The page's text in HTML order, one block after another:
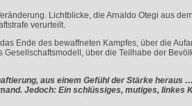
Lichtblicke, die Arnaldo Otegi aus
verurteilt.
Ende des bewaffneten Kampfes, über die
über die Teilhabe der
aus einem Gefühl der Stärke heraus
Jedoch: Ein schlüssiges, mutiges, linkes